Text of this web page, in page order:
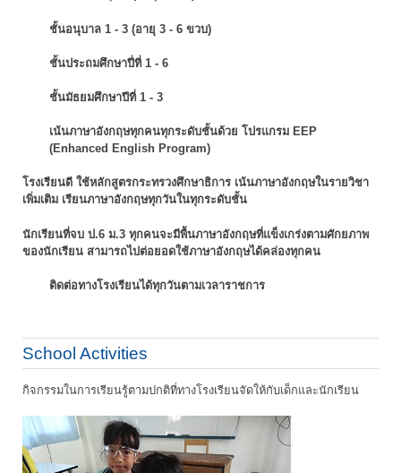
ชั้นอนุบาล 1 - 3 (อายุ 3 - 6 ขวบ)
ชั้นประถมศึกษาปี่ที่ 1 - 6
ชั้นมัธยมศึกษาปีที่ 1 - 3
เน้นภาษาอังกฤษทุกคนทุกระดับชั้นด้วย โปรแกรม EEP
(Enhanced English Program)
โรงเรียนดี ใช้หลักสูตรกระทรวงศึกษาธิการ เน้นภาษาอังกฤษในรายวิชา
เพิ่มเติม เรียนภาษาอังกฤษทุกวันในทุกระดับชั้น
นักเรียนที่จบ ป.6 ม.3 ทุกคนจะมีพื้นภาษาอังกฤษที่แข็งเกร่งตามศักยภาพ
ของนักเรียน สามารถไปต่อยอดใช้ภาษาอังกฤษได้คล่องทุกคน
ติดต่อทางโรงเรียนได้ทุกวันตามเวลาราชการ
School Activities
กิจกรรมในการเรียนรู้ตามปกติที่ทางโรงเรียนจัดให้กับเด็กและนักเรียน